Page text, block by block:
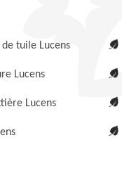
tuile Lucens
Lucens
Lucens